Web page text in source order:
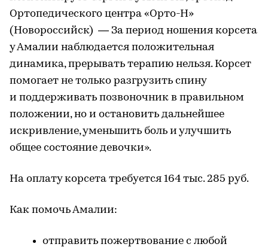
Ортопедического центра «Орто-Н»
(Новороссийск) — За период ношения корсета
у Амалии наблюдается положительная
динамика, прерывать терапию нельзя. Корсет
помогает не только разгрузить спину
и поддерживать позвоночник в правильном
положении, но и остановить дальнейшее
искривление, уменьшить боль и улучшить
общее состояние девочки».
На оплату корсета требуется 164 тыс. 285 руб.
Как помочь Амалии:
отправить пожертвование с любой